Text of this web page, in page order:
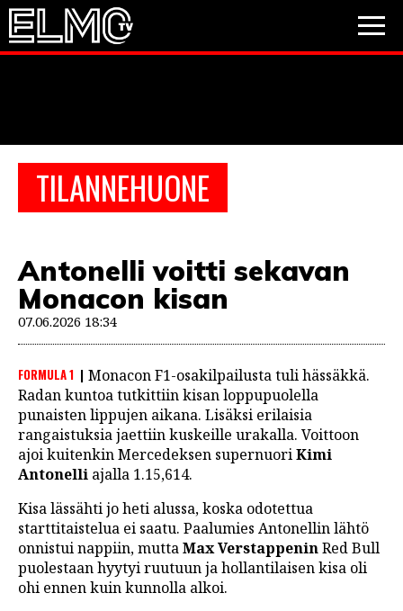
TILANNEHUONE
Antonelli voitti sekavan
Monacon kisan
07.06.2026 18:34
FORMULA 1
Monacon F1-osakilpailusta tuli hässäkkä.
Radan kuntoa tutkittiin kisan loppupuolella
punaisten lippujen aikana. Lisäksi erilaisia
rangaistuksia jaettiin kuskeille urakalla. Voittoon
ajoi kuitenkin Mercedeksen supernuoriKimi
Antonelli ajalla 1.15,614.
Kisa lässähti jo heti alussa, koska odotettua
starttitaistelua ei saatu. Paalumies Antonellin lähtö
onnistui nappiin, muttaMax VerstappeninRed Bull
puolestaan hyytyi ruutuun ja hollantilaisen kisa oli
ohi ennen kuin kunnolla alkoi.
PESÄPALLO
VIDEOT
JALKAPALLO
EM2021
Huuhkajat
JÄÄKIEKKO
PESÄPALLO
F1
LINTU VAI KALA
46 DENTON ROAD
PODCASTIT
KOLUMNIT